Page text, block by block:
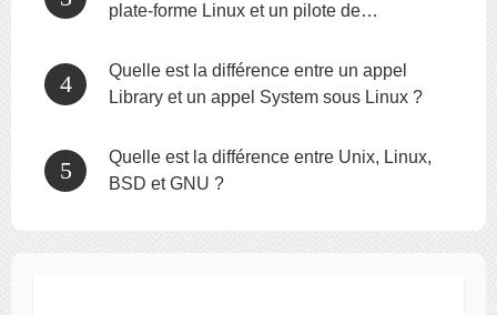
plate-forme Linux et un pilote de
Quelle est la différence entre un appel
Library et un appel System sous Linux ?
Quelle est la différence entre Unix, Linux,
BSD et GNU ?